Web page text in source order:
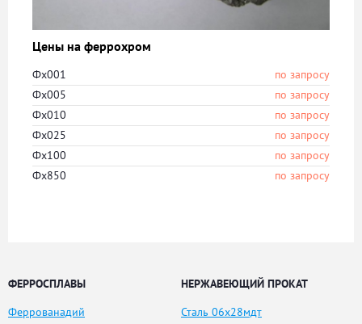
Цены на феррохром
Фх001
по запросу
Фх005
по запросу
Фх010
по запросу
Фх025
по запросу
Фх100
по запросу
Фх850
по запросу
ФЕРРОСПЛАВЫ
Феррованадий
НЕРЖАВЕЮЩИЙ ПРОКАТ
Сталь 06х28мдт